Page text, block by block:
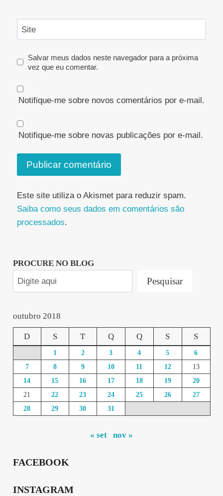
Site
Salvar meus dados neste navegador para a próxima
vez que eu comentar.
Notifique-me sobre novos comentários por e-mail.
Notifique-me sobre novas publicações por e-mail.
Este site utiliza o Akismet para reduzir spam.
Saiba como seus dados em comentários são
processados.
PROCURE NO BLOG
Pesquisar
outubro 2018
D S T Q Q S S
1 2 3 4 5
6
7
8 9 10 11 12
13
14
15 16 17 18 19
20
21
22 23 24 25 26
27
28
29 30 31
« set nov »
FACEBOOK
INSTAGRAM